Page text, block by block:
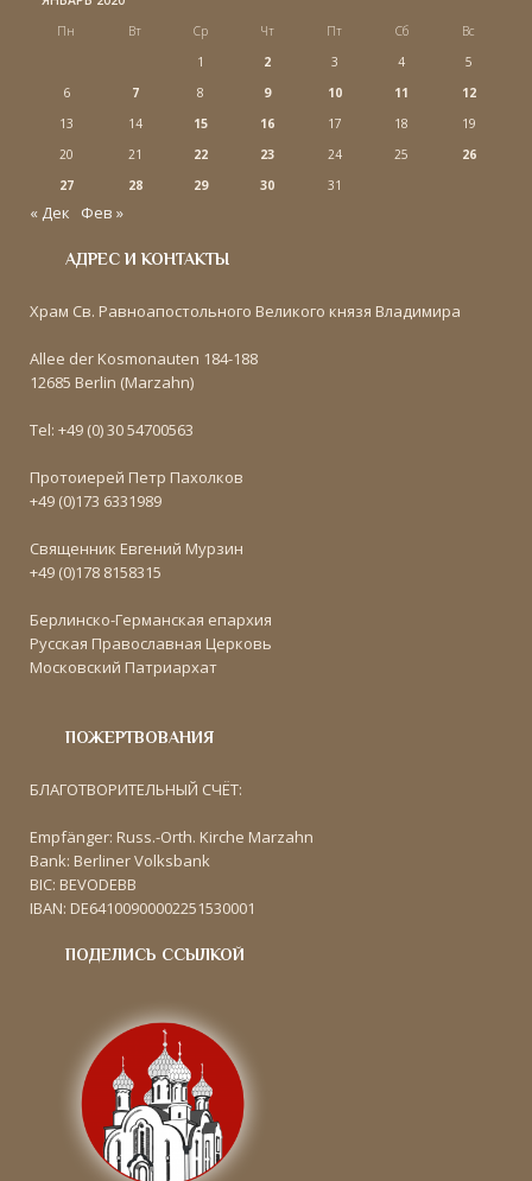
Пн
Вт Ср Чт Пт Сб
Вс
1
2 3 4
5
6
7 8 9 10 11
12
13
14 15 16 17 18
19
20
21 22 23 24 25
26
27
28 29 30 31
« Дек Фев »
АДРЕС И КОНТАКТЫ
Храм Св. Равноапостольного Великого князя Владимира
Allee der Kosmonauten 184-188
12685 Berlin (Marzahn)
Tel: +49 (0) 30 54700563
Протоиерей Петр Пахолков
+49 (0)173 6331989
Священник Евгений Мурзин
+49 (0)178 8158315
Берлинско-Германская епархия
Русская Православная Церковь
Московский Патриархат
ПОЖЕРТВОВАНИЯ
БЛАГОТВОРИТЕЛЬНЫЙ СЧЁТ:
Empfänger: Russ.-Orth. Kirche Marzahn
Bank: Berliner Volksbank
BIC: BEVODEBB
IBAN: DE64100900002251530001
ПОДЕЛИСЬ ССЫЛКОЙ